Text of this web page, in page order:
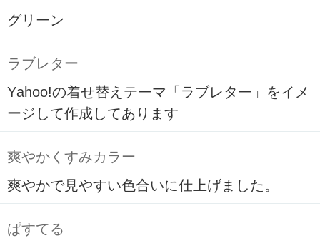
グリーン
ラブレター
Yahoo!の着せ替えテーマ「ラブレター」をイメ
ージして作成してあります
爽やかくすみカラー
爽やかで見やすい色合いに仕上げました。
ぱすてる